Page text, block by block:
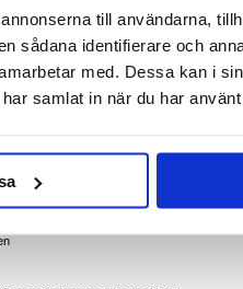
till användarna,
sådana identifierare och
med. Dessa kan i
samlat in när du har använt